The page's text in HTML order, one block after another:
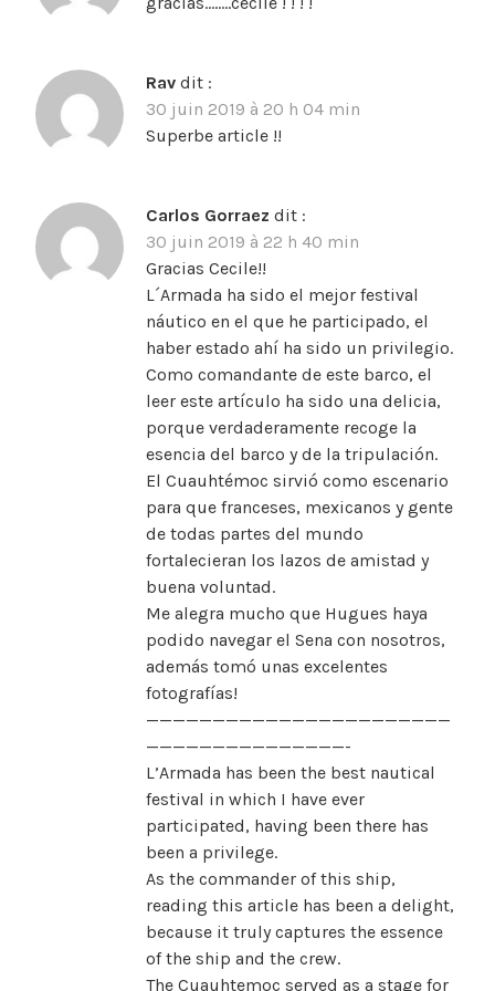
Rav dit :
30 juin 2019 à 20 h 04 min
Superbe article !!
Carlos Gorraez dit :
30 juin 2019 à 22 h 40 min
Gracias Cecile!!
L´Armada ha sido el mejor festival
náutico en el que he participado, el
haber estado ahí ha sido un privilegio.
Como comandante de este barco, el
leer este artículo ha sido una delicia,
porque verdaderamente recoge la
esencia del barco y de la tripulación.
El Cuauhtémoc sirvió como escenario
para que franceses, mexicanos y gente
de todas partes del mundo
fortalecieran los lazos de amistad y
buena voluntad.
Me alegra mucho que Hugues haya
podido navegar el Sena con nosotros,
además tomó unas excelentes
fotografías!
———————————————————————
———————————————-
L’Armada has been the best nautical
festival in which I have ever
participated, having been there has
been a privilege.
As the commander of this ship,
reading this article has been a delight,
because it truly captures the essence
of the ship and the crew.
The Cuauhtemoc served as a stage for